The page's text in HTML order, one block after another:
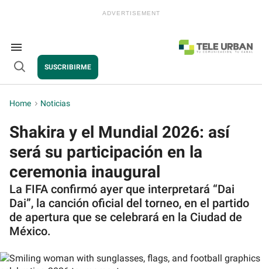
Search
&
Section
Navigation
Open
SUSCRIBIRME
Home > Noticias
Shakira y el Mundial 2026: así
será su participación en la
ceremonia inaugural
La FIFA confirmó ayer que interpretará “Dai
Dai”, la canción oficial del torneo, en el partido
de apertura que se celebrará en la Ciudad de
México.